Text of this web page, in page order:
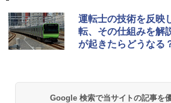
運転士の技術を反映
転、その仕組みを解
が起きたらどうなる
Google 検索で当サイトの記事を